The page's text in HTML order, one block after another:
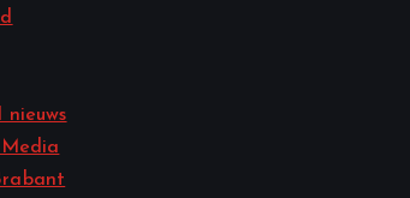
nieuws